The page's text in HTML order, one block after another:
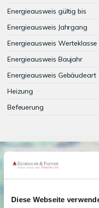
Diese Webseite
Energieausweis gültig bis
Energieausweis Jahrgang
Energieausweis Werteklasse
Energieausweis Baujahr
Energieausweis Gebäudeart
Heizung
Befeuerung